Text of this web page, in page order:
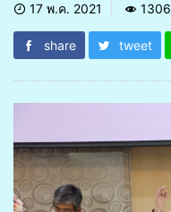
17 พ.ค. 2021 1306
share tweet